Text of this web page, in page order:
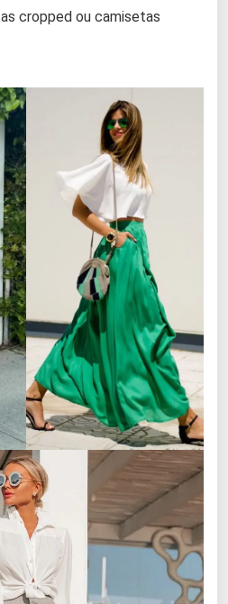
cropped ou camisetas